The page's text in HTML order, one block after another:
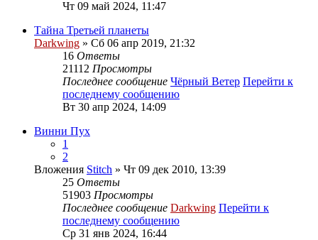
Чт 09 май 2024, 11:47
Тайна Третьей планеты
Darkwing » Сб 06 апр 2019, 21:32
16 Ответы
21112 Просмотры
Последнее сообщение Чёрный Ветер Перейти к
последнему сообщению
Вт 30 апр 2024, 14:09
Винни Пух
1
2
Вложения Stitch » Чт 09 дек 2010, 13:39
25 Ответы
51903 Просмотры
Последнее сообщение Darkwing Перейти к
последнему сообщению
Ср 31 янв 2024, 16:44